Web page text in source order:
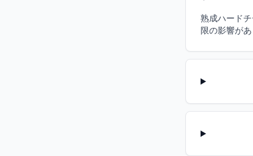
熟成ハード
限の影響があ